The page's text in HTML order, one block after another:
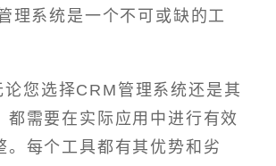
理系统是一个不可或缺的工
论您选择CRM管理系统还是其
都需要在实际应用中进行有效
。每个工具都有其优势和劣